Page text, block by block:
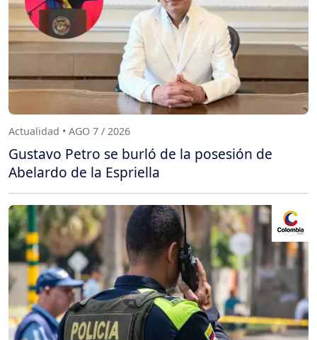
Actualidad • AGO 7 / 2026
Gustavo Petro se burló de la posesión de
Abelardo de la Espriella